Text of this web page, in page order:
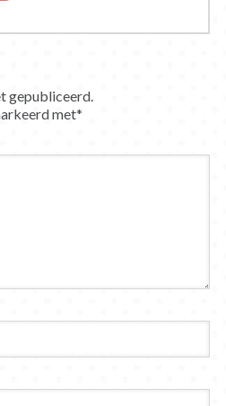
gepubliceerd.
met*